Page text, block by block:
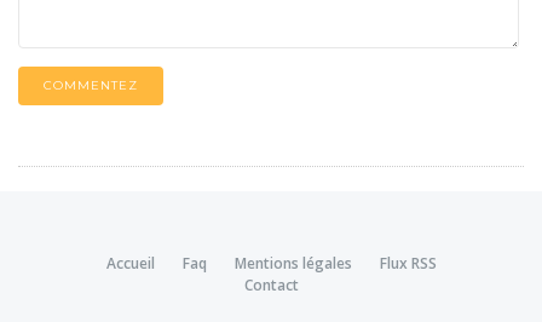
COMMENTEZ
Accueil Faq Mentions légales
Flux RSS
Contact